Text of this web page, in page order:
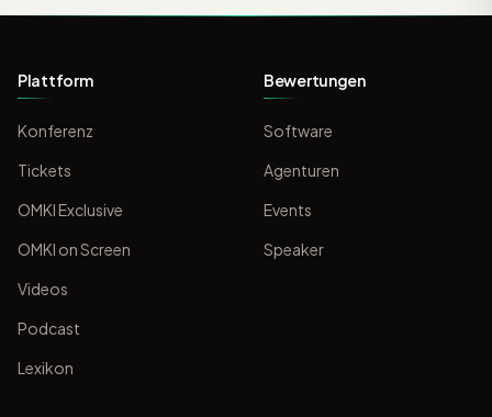
Plattform
Konferenz
Tickets
OMKI Exclusive
OMKI on Screen
Videos
Podcast
Lexikon
Bewertungen
Software
Agenturen
Events
Speaker